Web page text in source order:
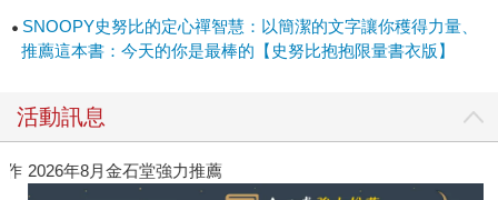
他：「傑憲，我希望你能把場上的快樂，渲染給周邊的
人。」看到這則故事時，我馬上想起了《10到25》這本書。
為敏感。因此，年輕人會微妙地解讀我們所說的每一句話的
否尊重他們。令人驚訝的是，這種對地位和尊重的敏感性會
SNOOPY史努比的定心禪智慧：以簡潔的文字讓你穫得力量、
推薦這本書：今天的你是最棒的【史努比抱抱限量書衣版】
活動訊息
2026年8月金石堂強力推薦